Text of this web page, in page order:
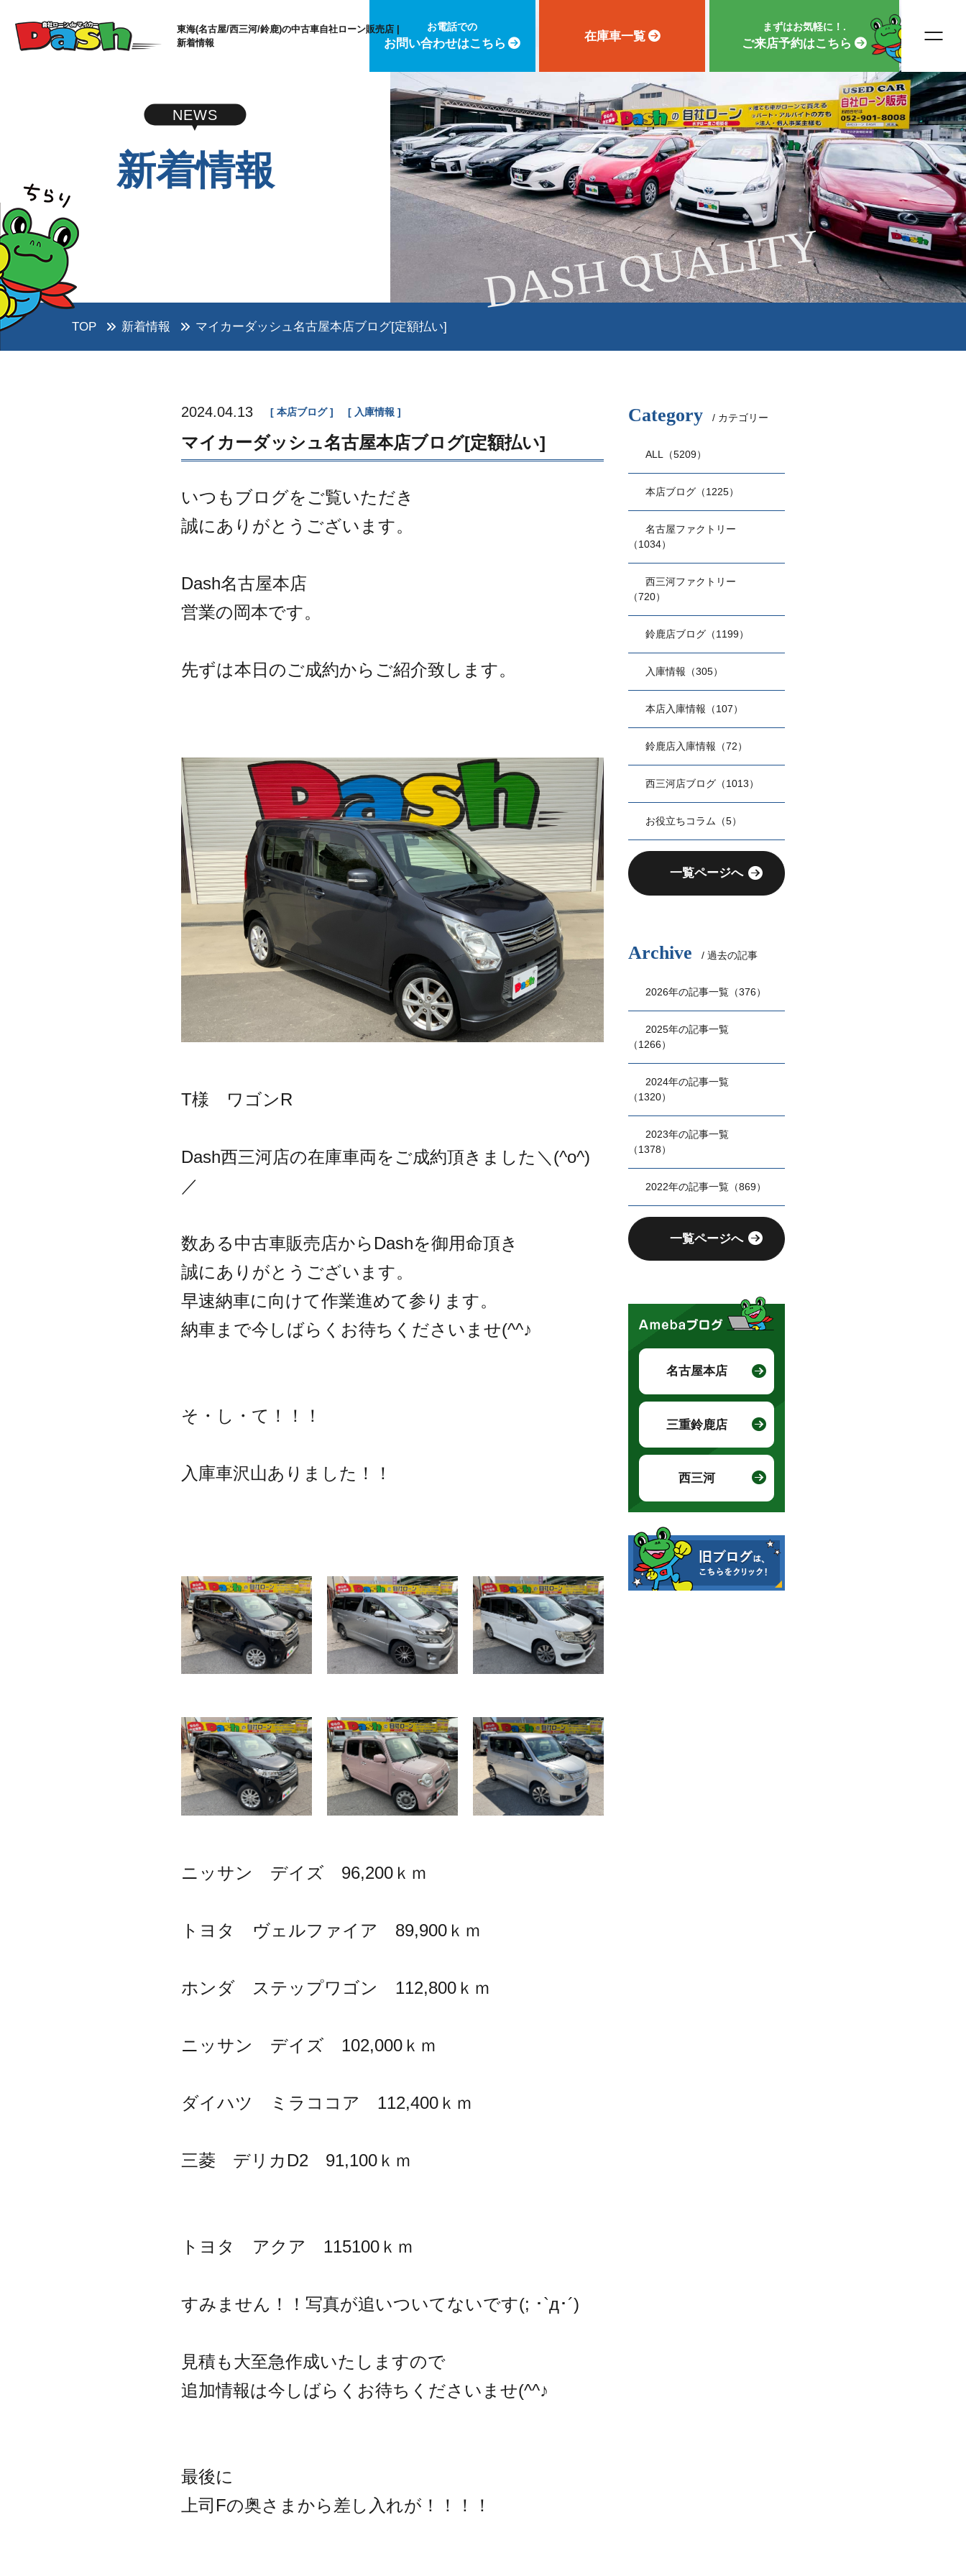
東海(名古屋/西三河/鈴鹿)の中古車自社ローン販売店 |
新着情報
お電話での
お問い合わせはこちら
在庫車一覧
まずはお気軽に！.
ご来店予約はこちら
DASH QUALITY
NEWS
新着情報
TOP 新着情報 マイカーダッシュ名古屋本店ブログ[定額払い]
2024.04.13 本店ブログ 入庫情報
マイカーダッシュ名古屋本店ブログ[定額払い]
いつもブログをご覧いただき
誠にありがとうございます。
Dash名古屋本店
営業の岡本です。
先ずは本日のご成約からご紹介致します。
T様 ワゴンR
Dash西三河店の在庫車両をご成約頂きました＼(^o^)
／
数ある中古車販売店からDashを御用命頂き
誠にありがとうございます。
早速納車に向けて作業進めて参ります。
納車まで今しばらくお待ちくださいませ(^^♪
そ・し・て！！！
入庫車沢山ありました！！
ニッサン デイズ 96,200ｋｍ
トヨタ ヴェルファイア 89,900ｋｍ
ホンダ ステップワゴン 112,800ｋｍ
ニッサン デイズ 102,000ｋｍ
ダイハツ ミラココア 112,400ｋｍ
三菱 デリカD2 91,100ｋｍ
トヨタ アクア 115100ｋｍ
すみません！！写真が追いついてないです(; ･`д･´)
見積も大至急作成いたしますので
追加情報は今しばらくお待ちくださいませ(^^♪
最後に
上司Fの奥さまから差し入れが！！！！
Category / カテゴリー
ALL（5209）
本店ブログ（1225）
名古屋ファクトリー
（1034）
西三河ファクトリー
（720）
鈴鹿店ブログ（1199）
入庫情報（305）
本店入庫情報（107）
鈴鹿店入庫情報（72）
西三河店ブログ（1013）
お役立ちコラム（5）
一覧ページへ
Archive / 過去の記事
2026年の記事一覧（376）
2025年の記事一覧
（1266）
2024年の記事一覧
（1320）
2023年の記事一覧
（1378）
2022年の記事一覧（869）
一覧ページへ
名古屋本店
三重鈴鹿店
西三河